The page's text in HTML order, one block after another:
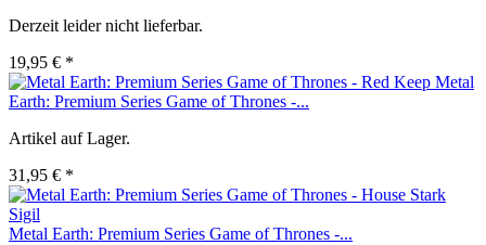
Derzeit leider nicht lieferbar.
19,95 € *
Metal
Earth: Premium Series Game of Thrones -...
Artikel auf Lager.
31,95 € *
Metal Earth: Premium Series Game of Thrones -...